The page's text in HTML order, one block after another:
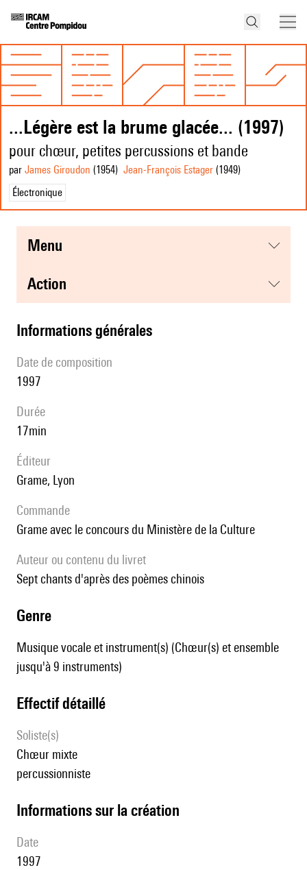
...Légère est la brume glacée... (1997)
pour chœur, petites percussions et bande
par James Giroudon (1954) Jean-François Estager (1949)
Électronique
menu
action
informations générales
date de composition
1997
durée
17min
éditeur
Grame, Lyon
Commande
Grame avec le concours du Ministère de la Culture
Auteur ou contenu du livret
Sept chants d'après des poèmes chinois
genre
Musique vocale et instrument(s) (Chœur(s) et ensemble
jusqu'à 9 instruments)
effectif détaillé
Soliste(s)
chœur mixte
percussionniste
informations sur la création
date
1997